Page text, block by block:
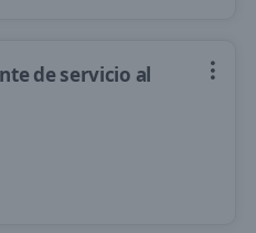
de servicio al